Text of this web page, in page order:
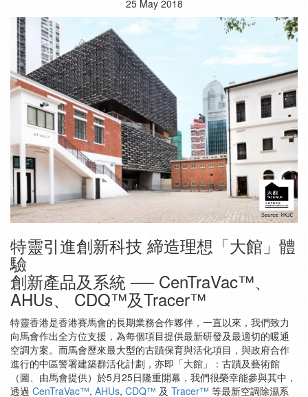
25 May 2018
特靈引進創新科技 締造理想「大館」體
驗
創新產品及系統 ── CenTraVac™、
AHUs、 CDQ™及Tracer™
特靈香港是香港賽馬會的長期業務合作夥伴，一直以來，我們致力
向馬會作出全方位支援，為每個項目提供最新研發及最適切的暖通
空調方案。而馬會歷來最大型的古蹟保育與活化項目，與政府合作
進行的中區警署建築群活化計劃，亦即「大館」：古蹟及藝術館
（圖、由馬會提供）於5月25日隆重開幕，我們很榮幸能參與其中，
透過 CenTraVac™, AHUs, CDQ™ 及 Tracer™ 等最新空調除濕系